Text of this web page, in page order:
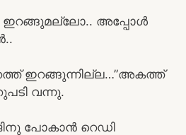
ഇറങ്ങുമല്ലോ.. അപ്പോൾ
ഇറങ്ങുന്നില്ല…”അകത്ത്
വന്നു.
പോകാൻ റെഡി